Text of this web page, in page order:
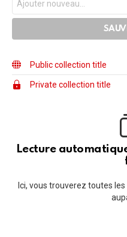
Public collection title
Private collection title
Lecture
Ici, vous trouverez toutes